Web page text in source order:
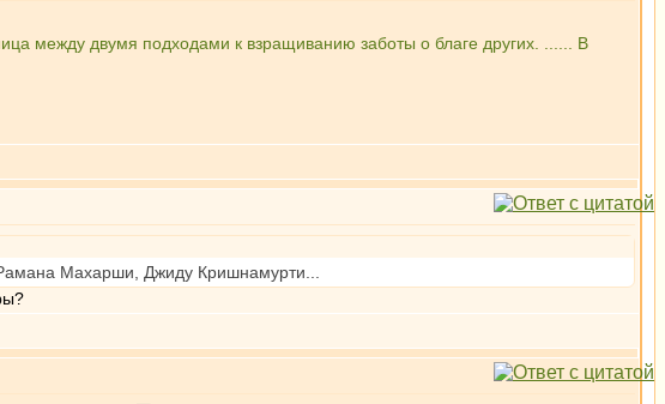
между двумя подходами к взращиванию заботы о благе других. ...... В
Махарши, Джиду Кришнамурти...